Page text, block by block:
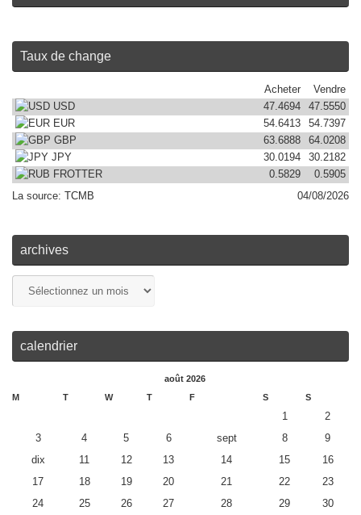
Taux de change
Vendre
Acheter
USD
47.5550
47.4694
EUR
54.7397
54.6413
GBP
64.0208
63.6888
JPY
30.2182
30.0194
FROTTER
0.5905
0.5829
La source:
TCMB 04/08/2026
archives
calendrier
août 2026
M
T W T F S S
1
2
3
4 5 6 sept 8
9
dix
11 12 13 14 15
16
17
18 19 20 21 22
23
24
25 26 27 28 29 30